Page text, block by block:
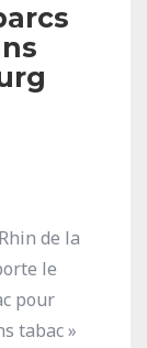
de la
le
pour
tabac »